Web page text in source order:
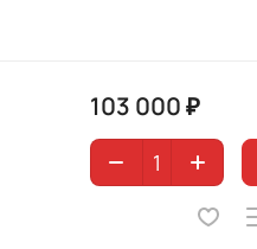
103 000 ₽